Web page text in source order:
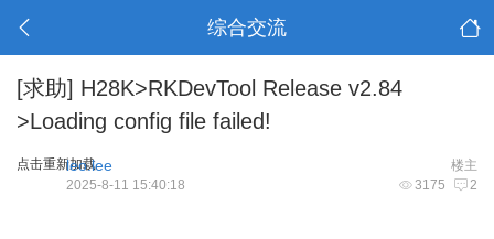
综合交流
[求助] H28K>RKDevTool Release v2.84
>Loading config file failed!
点击重新加载 楼主
leo.lee
3175 2
2025-8-11 15:40:18